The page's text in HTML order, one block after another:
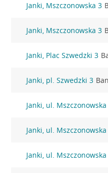
Janki, Mszczonowska 3
Janki, Mszczonowska 3
Janki, Plac Szwedzki 3
Janki, pl. Szwedzki 3
Janki, ul.
Janki, ul.
Janki, ul.